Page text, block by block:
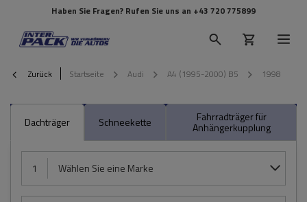
Haben Sie Fragen? Rufen Sie uns an +43 720 775899
Zurück Startseite Audi A4 (1995-2000) B5 1998
Dachträger Schneekette Fahrradträger für
Anhängerkupplung
1 Wählen Sie eine Marke